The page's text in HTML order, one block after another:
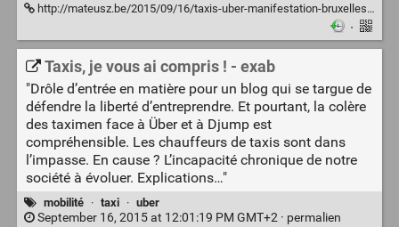
http://mateusz.be/2015/09/16/taxis-uber-manifestation-bruxelles-violence/
·
Taxis, je vous ai compris ! - exab
"Drôle d’entrée en matière pour un blog qui se targue de
défendre la liberté d’entreprendre. Et pourtant, la colère
des taximen face à Über et à Djump est
compréhensible. Les chauffeurs de taxis sont dans
l’impasse. En cause ? L’incapacité chronique de notre
société à évoluer. Explications…"
mobilité · taxi · uber
September 16, 2015 at 12:01:19 PM GMT+2 · permalien